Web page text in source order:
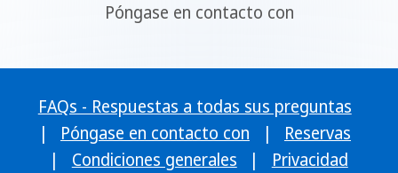
Póngase en contacto con
FAQs - Respuestas a todas sus preguntas
|
Póngase en contacto con |
Reservas
|
Condiciones generales |
Privacidad